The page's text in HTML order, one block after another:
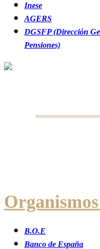
Inese
AGERS
DGSFP (Dirección
Pensiones)
B.O.E
Banco de España